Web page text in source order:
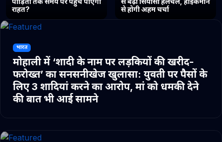
राहत?
से होगी अहम चर्चा
भारत
मोहाली में ‘शादी के नाम पर लड़कियों की खरीद-
फरोख्त’ का सनसनीखेज खुलासा: युवती पर पैसों के
लिए 3 शादियां करने का आरोप, मां को धमकी देने
की बात भी आई सामने